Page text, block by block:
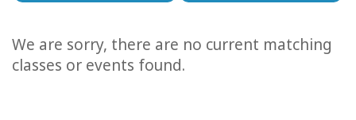
We are sorry, there are no current matching
classes or events found.